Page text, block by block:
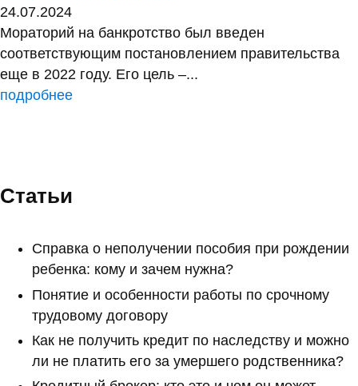
24.07.2024
Мораторий на банкротство был введен
соответствующим постановлением правительства
еще в 2022 году. Его цель –...
подробнее
Статьи
Справка о неполучении пособия при рождении
ребенка: кому и зачем нужна?
Понятие и особенности работы по срочному
трудовому договору
Как не получить кредит по наследству и можно
ли не платить его за умершего родственника?